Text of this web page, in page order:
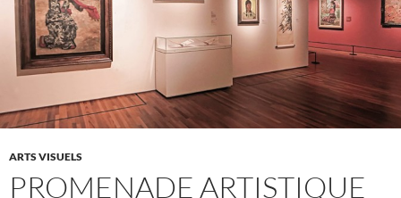
ARTS VISUELS
PROMENADE ARTISTIQUE